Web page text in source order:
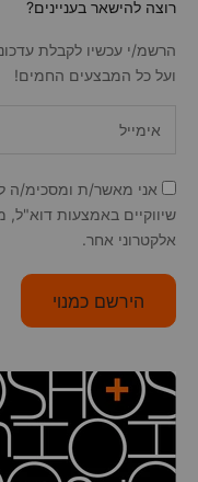
רוצה להישאר בעניינים?
הרשמ/י עכשיו לקבלת
ועל כל המבצעים החמים!
אני מאשר/ת ומסכימ/ה
אלקטרוני אחר.
הירשם כמנוי